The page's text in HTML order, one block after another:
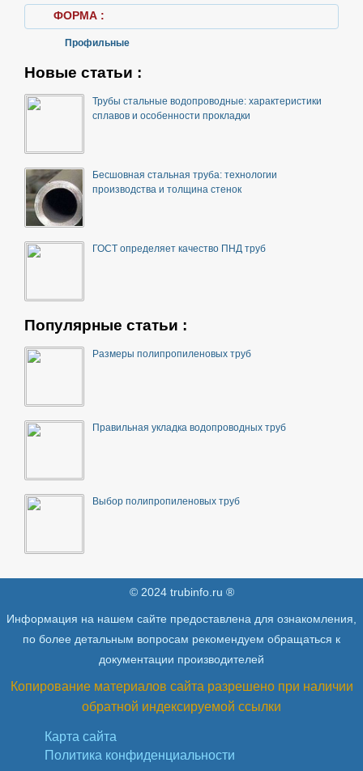
ФОРМА :
Профильные
Новые статьи :
Трубы стальные водопроводные: характеристики
сплавов и особенности прокладки
Бесшовная стальная труба: технологии
производства и толщина стенок
ГОСТ определяет качество ПНД труб
Популярные статьи :
Размеры полипропиленовых труб
Правильная укладка водопроводных труб
Выбор полипропиленовых труб
© 2024 trubinfo.ru ®
Информация на нашем сайте предоставлена для ознакомления,
по более детальным вопросам рекомендуем обращаться к
документации производителей
Копирование материалов сайта разрешено при наличии
обратной индексируемой ссылки
Карта сайта
Политика конфиденциальности